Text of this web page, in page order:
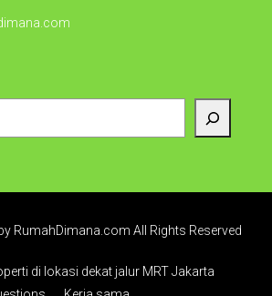
RumahDimana.com All Rights Reserved
di lokasi dekat jalur MRT Jakarta